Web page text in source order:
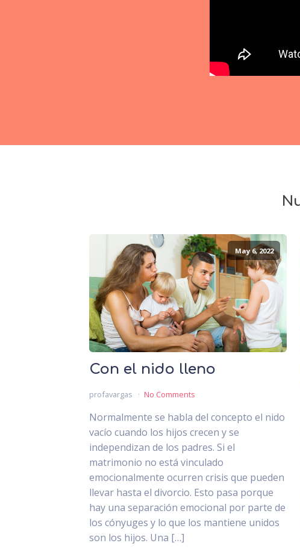
May 6, 2022
Con el nido lleno
profavargas No Comments
Normalmente se habla del concepto el nido
vacío cuando los hijos crecen y se
independizan de los padres. Si el
matrimonio no está vinculado
emocionalmente ocurren crisis que pueden
llevar hasta el divorcio. Esto pasa porque
hay una separación emocional por parte de
los cónyuges y lo que los mantiene unidos
son los hijos. Una […]